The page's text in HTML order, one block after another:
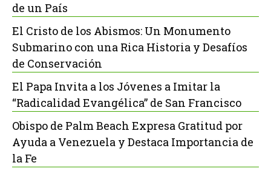
de un País
El Cristo de los Abismos: Un Monumento
Submarino con una Rica Historia y Desafíos
de Conservación
El Papa Invita a los Jóvenes a Imitar la
“Radicalidad Evangélica” de San Francisco
Obispo de Palm Beach Expresa Gratitud por
Ayuda a Venezuela y Destaca Importancia de
la Fe